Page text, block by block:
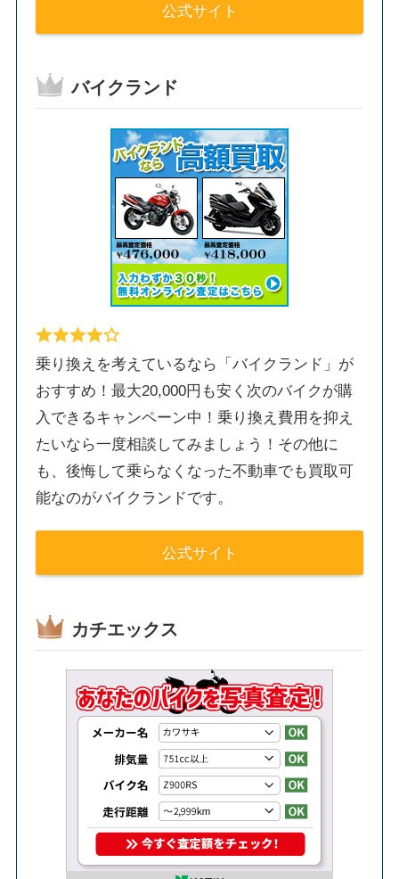
公式サイト
バイクランド
乗り換えを考えているなら「バイクランド」が
おすすめ！最大20,000円も安く次のバイクが購
入できるキャンペーン中！乗り換え費用を抑え
たいなら一度相談してみましょう！その他に
も、後悔して乗らなくなった不動車でも買取可
能なのがバイクランドです。
公式サイト
カチエックス